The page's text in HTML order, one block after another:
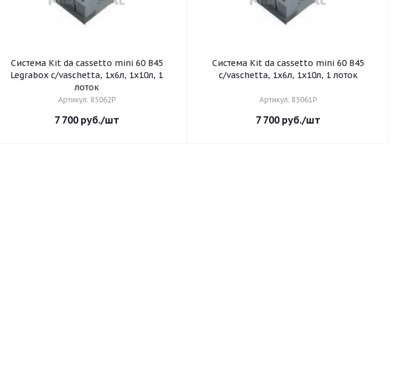
Система Kit da cassetto mini 60 B45
Legrabox c/vaschetta, 1х6л, 1х10л, 1
лоток
Артикул: 85062P
7 700руб./шт
Система Kit da cassetto mini 60 B45
c/vaschetta, 1х6л, 1х10л, 1 лоток
Артикул: 85061P
7 700руб./шт